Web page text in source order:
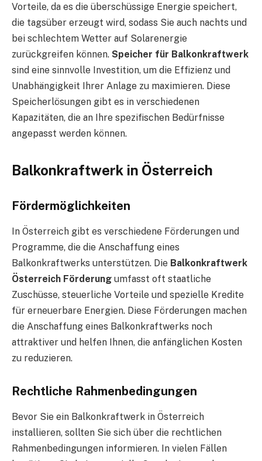
Vorteile, da es die überschüssige Energie speichert,
die tagsüber erzeugt wird, sodass Sie auch nachts und
bei schlechtem Wetter auf Solarenergie
zurückgreifen können. Speicher für Balkonkraftwerk
sind eine sinnvolle Investition, um die Effizienz und
Unabhängigkeit Ihrer Anlage zu maximieren. Diese
Speicherlösungen gibt es in verschiedenen
Kapazitäten, die an Ihre spezifischen Bedürfnisse
angepasst werden können.
Balkonkraftwerk in Österreich
Fördermöglichkeiten
In Österreich gibt es verschiedene Förderungen und
Programme, die die Anschaffung eines
Balkonkraftwerks unterstützen. Die Balkonkraftwerk
Österreich Förderung umfasst oft staatliche
Zuschüsse, steuerliche Vorteile und spezielle Kredite
für erneuerbare Energien. Diese Förderungen machen
die Anschaffung eines Balkonkraftwerks noch
attraktiver und helfen Ihnen, die anfänglichen Kosten
zu reduzieren.
Rechtliche Rahmenbedingungen
Bevor Sie ein Balkonkraftwerk in Österreich
installieren, sollten Sie sich über die rechtlichen
Rahmenbedingungen informieren. In vielen Fällen